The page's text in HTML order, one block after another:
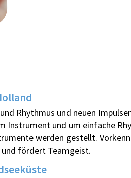
Rhythmus und neuen
und um einfache
werden gestellt.
fördert Teamgeist.